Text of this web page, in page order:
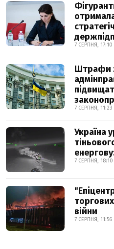
7 СЕРПНЯ, 17:10
Штрафи
7 СЕРПНЯ, 11:23
Україна
7 СЕРПНЯ, 18:10
війни
7 СЕРПНЯ, 11:56